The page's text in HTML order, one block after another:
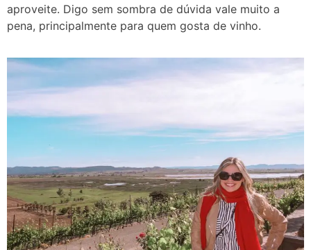
aproveite. Digo sem sombra de dúvida vale muito a
pena, principalmente para quem gosta de vinho.